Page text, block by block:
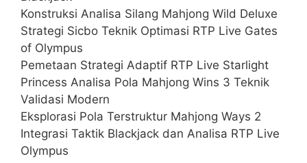
Konstruksi Analisa Silang Mahjong Wild Deluxe
Strategi Sicbo Teknik Optimasi RTP Live Gates
of Olympus
Pemetaan Strategi Adaptif RTP Live Starlight
Princess Analisa Pola Mahjong Wins 3 Teknik
Validasi Modern
Eksplorasi Pola Terstruktur Mahjong Ways 2
Integrasi Taktik Blackjack dan Analisa RTP Live
Olympus